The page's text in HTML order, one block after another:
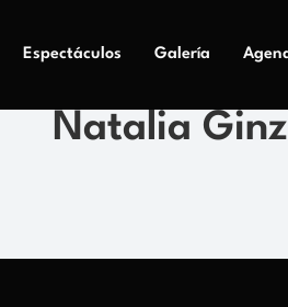
Espectáculos Galería
Natalia